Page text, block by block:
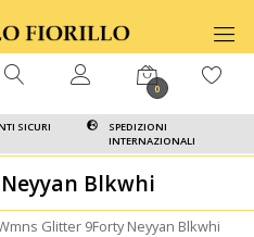
SICURI
SPEDIZIONI
INTERNAZIONALI
0
Blkwhi
Glitter 9Forty Neyyan Blkwhi